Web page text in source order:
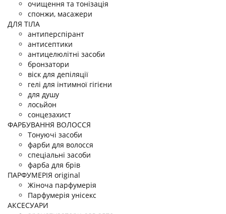
очищення та тонізація
спонжи, масажери
ДЛЯ ТІЛА
антиперспірант
антисептики
антицелюлітні засоби
бронзатори
віск для депіляції
гелі для інтимної гігієни
для душу
лосьйон
сонцезахист
ФАРБУВАННЯ ВОЛОССЯ
Тонуючі засоби
фарби для волосся
спеціальні засоби
фарба для брів
ПАРФУМЕРІЯ original
Жіноча парфумерія
Парфумерія унісекс
АКСЕСУАРИ